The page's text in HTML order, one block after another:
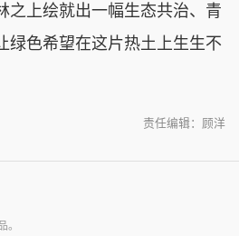
之上绘就出一幅生态共治、青
绿色希望在这片热土上生生不
责任编辑：顾洋
。